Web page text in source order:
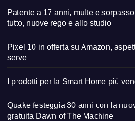
Patente a 17 anni, multe e
tutto, nuove regole allo studio
Pixel 10 in offerta su Amazon,
serve
I prodotti per la Smart Home più
Quake festeggia 30 anni con la
gratuita Dawn of The Machine